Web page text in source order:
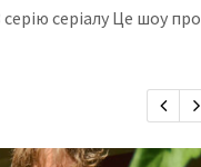
серіалу Це шоу про